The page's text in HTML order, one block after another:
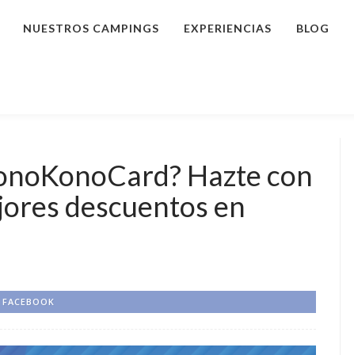
NUESTROS CAMPINGS EXPERIENCIAS BLOG
Hazte con
descuentos en
FACEBOOK